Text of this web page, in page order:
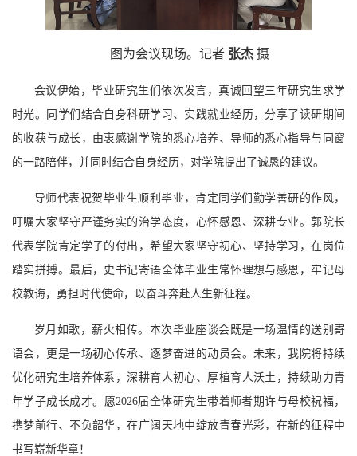
图为会议现场。记者 张杰 摄
会议伊始，毕业研究生们依次发言，真诚回望三年研究生求学
时光。同学们结合自身科研学习、实践就业经历，分享了读研期间
的收获与成长，由衷感谢学院的悉心培养、导师的悉心指导与同窗
的一路陪伴，并同时结合自身经历，对学院提出了诚恳的建议。
导师代表祝贺毕业生顺利毕业，肯定同学们勤学善研的作风，
叮嘱大家坚守严谨务实的治学态度，心怀感恩、深耕专业。郭院长
代表学院肯定学子的付出，希望大家坚守初心、坚持学习，在岗位
踏实拼搏。最后，史书记寄语全体毕业生常怀理想与感恩，牢记母
校教诲，勇担时代使命，以奋斗奔赴人生新征程。
岁月如歌，薪火相传。本次毕业座谈会既是一场温情的送别寄
语会，更是一场初心传承、逐梦奋进的动员会。未来，我院将持续
优化研究生培养体系，深耕育人初心、厚植育人沃土，持续助力青
年学子成长成才。愿2026届全体研究生带着师者期许与母校祝福，
携梦前行、不负韶华，在广阔天地中绽放青春光彩，在新的征程中
书写崭新华章！